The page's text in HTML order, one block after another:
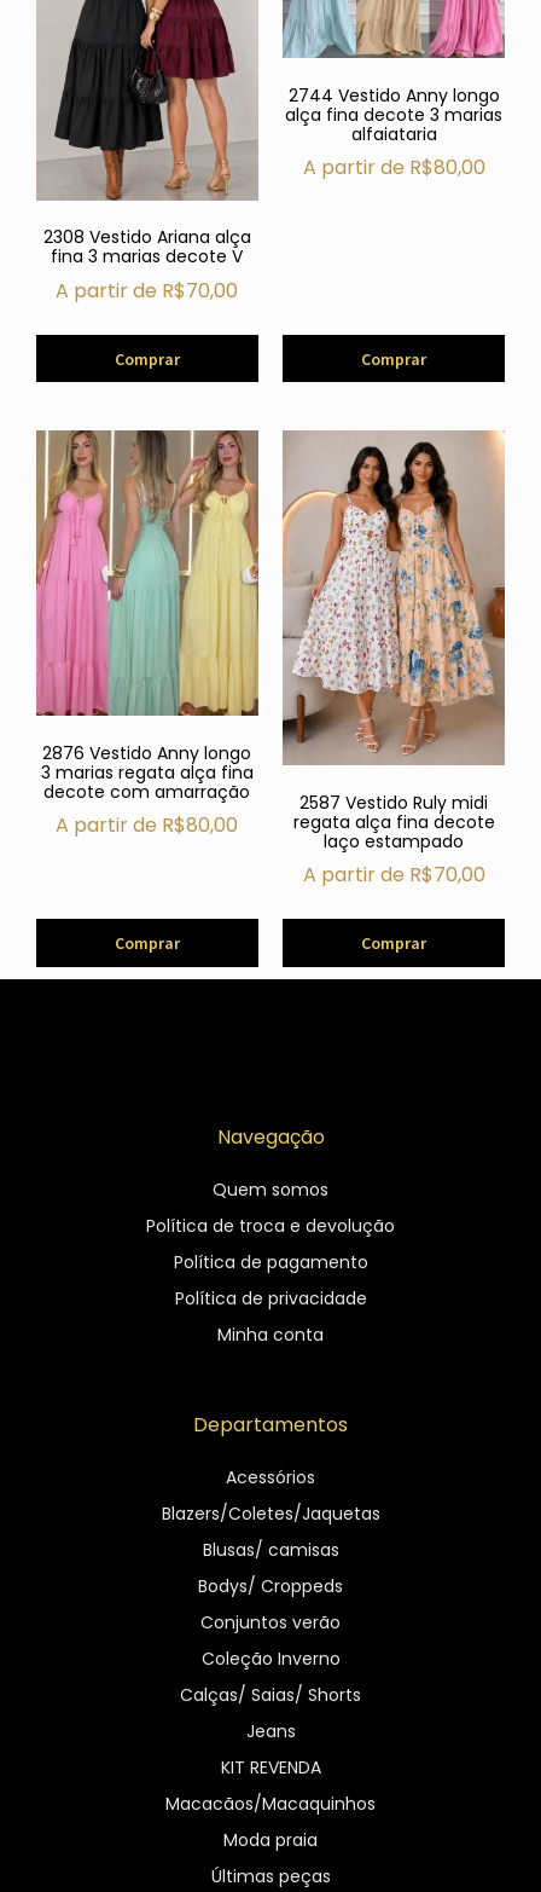
2308 Vestido Ariana alça
fina 3 marias decote V
A partir de R$70,00
Comprar
2744 Vestido Anny longo
alça fina decote 3 marias
alfaiataria
A partir de R$80,00
Comprar
2876 Vestido Anny longo
3 marias regata alça fina
decote com amarração
A partir de R$80,00
Comprar
2587 Vestido Ruly midi
regata alça fina decote
laço estampado
A partir de R$70,00
Comprar
Navegação
Quem somos
Política de troca e devolução
Política de pagamento
Política de privacidade
Minha conta
Departamentos
Acessórios
Blazers/Coletes/Jaquetas
Blusas/ camisas
Bodys/ Croppeds
Conjuntos verão
Coleção Inverno
Calças/ Saias/ Shorts
Jeans
KIT REVENDA
Macacãos/Macaquinhos
Moda praia
Últimas peças